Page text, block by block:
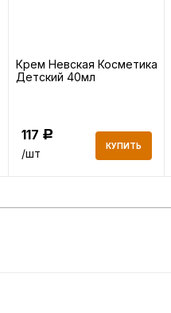
Крем Невская Косметика
Детский 40мл
117 Р
/шт
КУПИТЬ